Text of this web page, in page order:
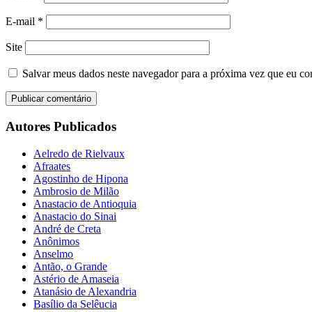
E-mail *
Site
Salvar meus dados neste navegador para a próxima vez que eu
Autores Publicados
Aelredo de Rielvaux
Afraates
Agostinho de Hipona
Ambrosio de Milão
Anastacio de Antioquia
Anastacio do Sinai
André de Creta
Anônimos
Anselmo
Antão, o Grande
Astério de Amaseia
Atanásio de Alexandria
Basílio da Selêucia